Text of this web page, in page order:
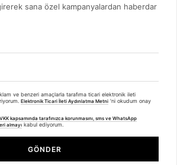
- 2026merterelektronik.com
Kredi kartı bilgileriniz 256bit SSL sertifikası ile
sana özel kampanyalardan haberdar
ve benzeri amaçlarla tarafıma ticari elektronik ileti
Elektronik Ticari İleti Aydınlatma Metni 'ni okudum onay
kapsamında tarafınızca korunmasını, sms ve WhatsApp
almayı kabul ediyorum.
GÖNDER